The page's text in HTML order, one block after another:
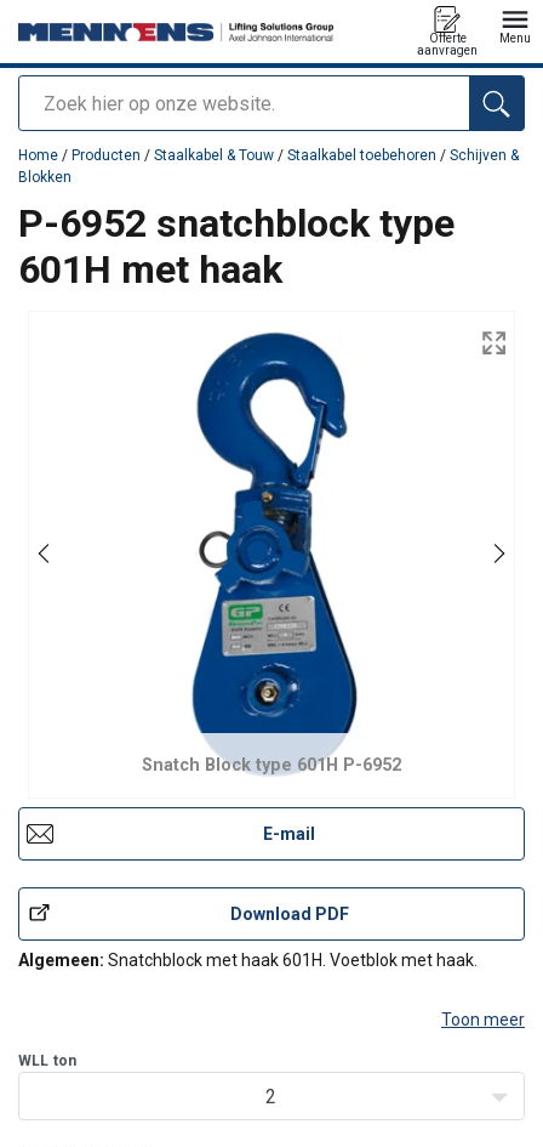
Zoeken
Offerte
aanvragen
Menu
toegevoegd aan uw offerte
Home / Producten / Staalkabel & Touw / Staalkabel toebehoren / Schijven &
Blokken
P-6952 snatchblock type
601H met haak
Snatch Block type 601H P-6952
E-mail
Download PDF
Algemeen: Snatchblock met haak 601H. Voetblok met haak.
Toon meer
WLL ton
2